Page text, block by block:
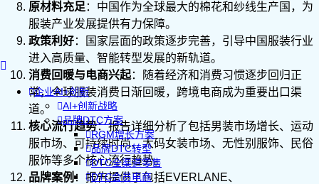
企业AI+创新
AI+创新战略
品牌DTC方案
RGM增长方案
品牌DTC转型
DTC全渠道零售
DTC会员电商
原材料充足 ：中国作为全球最大的棉花和纱线生产国，为
服装产业发展提供有力保障。
政策利好：国家层面的政策逐步完善，引导中国服装行业
进入高质量、智能转型发展的新轨道。
消费回暖与电商兴起：随着经济和消费习惯逐步回归正
常，全球服装消费日渐回暖，跨境电商成为重要出口渠
道。
核心流行趋势：报告详细分析了包括男装市场增长、运动
服市场、可持续时尚、大码女装市场、无性别服饰、民俗
服饰等多个核心流行趋势。
品牌案例：报告提供了包括EVERLANE、